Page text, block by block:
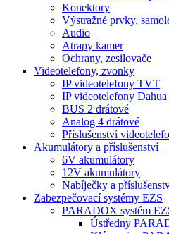
Konektory
Výstražné prvky,
Audio
Atrapy kamer
Ochrany, zesilovače
Videotelefony, zvonky
IP videotelefony TVT
IP videotelefony Dahua
BUS 2 drátové
Analog 4 drátové
Příslušenství
Akumulátory a příslušenství
6V akumulátory
12V akumulátory
Nabíječky a
Zabezpečovací systémy EZS
PARADOX systém
Ústředny